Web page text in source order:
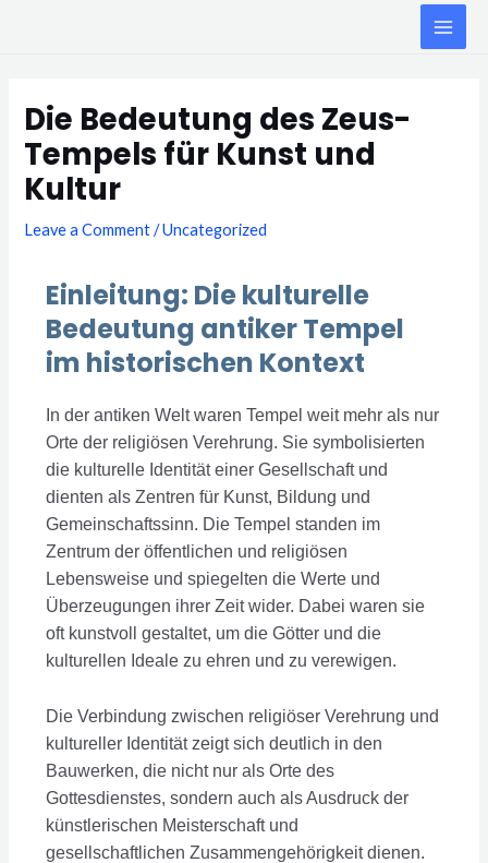
Die Bedeutung des Zeus-
Tempels für Kunst und
Kultur
Leave a Comment /Uncategorized
Einleitung: Die kulturelle
Bedeutung antiker Tempel
im historischen Kontext
In der antiken Welt waren Tempel weit mehr als nur
Orte der religiösen Verehrung. Sie symbolisierten
die kulturelle Identität einer Gesellschaft und
dienten als Zentren für Kunst, Bildung und
Gemeinschaftssinn. Die Tempel standen im
Zentrum der öffentlichen und religiösen
Lebensweise und spiegelten die Werte und
Überzeugungen ihrer Zeit wider. Dabei waren sie
oft kunstvoll gestaltet, um die Götter und die
kulturellen Ideale zu ehren und zu verewigen.
Die Verbindung zwischen religiöser Verehrung und
kultureller Identität zeigt sich deutlich in den
Bauwerken, die nicht nur als Orte des
Gottesdienstes, sondern auch als Ausdruck der
künstlerischen Meisterschaft und
gesellschaftlichen Zusammengehörigkeit dienen.